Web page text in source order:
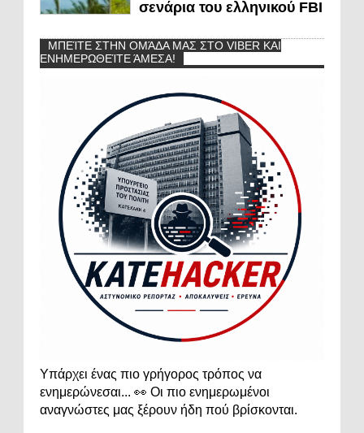
σενάρια του ελληνικού FBI
ΜΠΕΊΤΕ ΣΤΗΝ ΟΜΆΔΑ ΜΑΣ ΣΤΟ VIBER ΚΑΙ
ΕΝΗΜΕΡΩΘΕΊΤΕ ΆΜΕΣΑ!
Υπάρχει ένας πιο γρήγορος τρόπος να
ενημερώνεσαι... 👀 Οι πιο ενημερωμένοι
αναγνώστες μας ξέρουν ήδη πού βρίσκονται.